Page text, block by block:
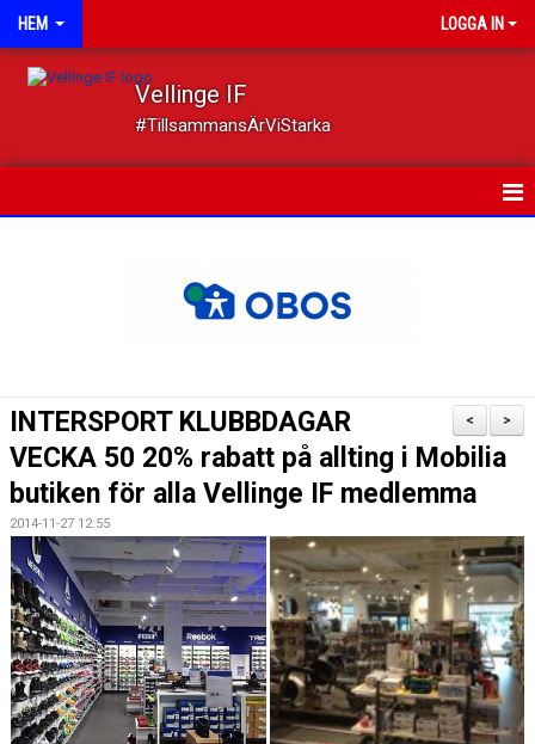
HEM LOGGA IN
Vellinge IF
#TillsammansÄrViStarka
TRYGGT IDROTTANDE
KALENDER
TJEJPROJEKTET
VELLINGE IF:S VÄNNER
DOKUMENT
KONTAKT
>
<
INTERSPORT KLUBBDAGAR
VECKA 50 20% rabatt på allting i Mobilia
butiken för alla Vellinge IF medlemma
2014-11-27 12:55